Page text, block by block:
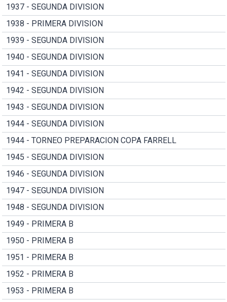
1937 - SEGUNDA DIVISION
1938 - PRIMERA DIVISION
1939 - SEGUNDA DIVISION
1940 - SEGUNDA DIVISION
1941 - SEGUNDA DIVISION
1942 - SEGUNDA DIVISION
1943 - SEGUNDA DIVISION
1944 - SEGUNDA DIVISION
1944 - TORNEO PREPARACION COPA FARRELL
1945 - SEGUNDA DIVISION
1946 - SEGUNDA DIVISION
1947 - SEGUNDA DIVISION
1948 - SEGUNDA DIVISION
1949 - PRIMERA B
1950 - PRIMERA B
1951 - PRIMERA B
1952 - PRIMERA B
1953 - PRIMERA B